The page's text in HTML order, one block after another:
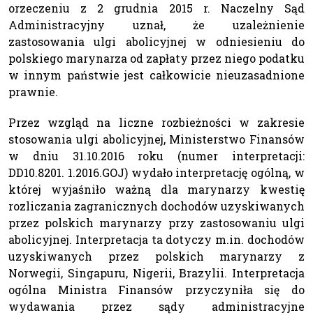
orzeczeniu z 2 grudnia 2015 r. Naczelny Sąd
Administracyjny uznał, że uzależnienie
zastosowania ulgi abolicyjnej w odniesieniu do
polskiego marynarza od zapłaty przez niego podatku
w innym państwie jest całkowicie nieuzasadnione
prawnie.
Przez wzgląd na liczne rozbieżności w zakresie
stosowania ulgi abolicyjnej, Ministerstwo Finansów
w dniu 31.10.2016 roku (numer interpretacji:
DD10.8201. 1.2016.GOJ) wydało interpretację ogólną, w
której wyjaśniło ważną dla marynarzy kwestię
rozliczania zagranicznych dochodów uzyskiwanych
przez polskich marynarzy przy zastosowaniu ulgi
abolicyjnej. Interpretacja ta dotyczy m.in. dochodów
uzyskiwanych przez polskich marynarzy z
Norwegii, Singapuru, Nigerii, Brazylii. Interpretacja
ogólna Ministra Finansów przyczyniła się do
wydawania przez sądy administracyjne